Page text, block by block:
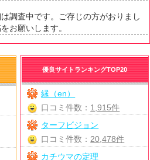
調査中です。ご存じの方がおりまし
お願いします。
優良サイトランキングTOP20
縁（en）
口コミ件数： 1,915件
ターフビジョン
口コミ件数： 20,478件
カチウマの定理